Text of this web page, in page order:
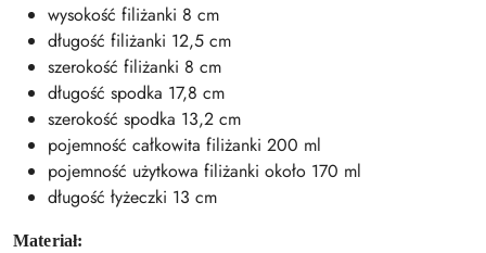
wysokość filiżanki 8 cm
długość filiżanki 12,5 cm
szerokość filiżanki 8 cm
długość spodka 17,8 cm
szerokość spodka 13,2 cm
pojemność całkowita filiżanki 200 ml
pojemność użytkowa filiżanki około 170 ml
długość łyżeczki 13 cm
Materiał: